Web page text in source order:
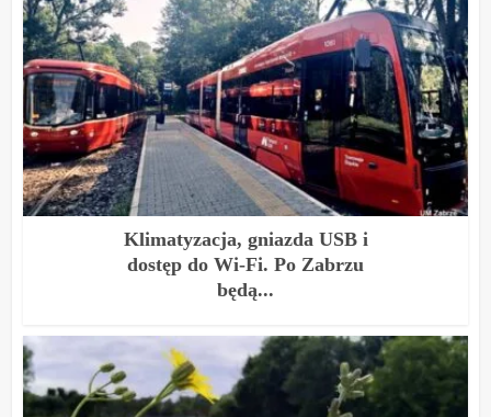
Klimatyzacja, gniazda USB i
dostęp do Wi-Fi. Po Zabrzu
będą...